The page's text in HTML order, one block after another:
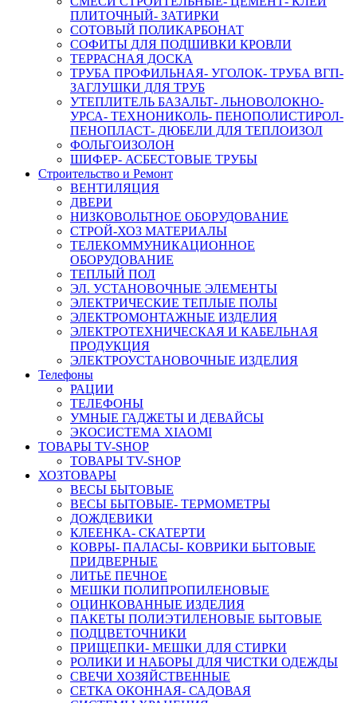
ПЛИТОЧНЫЙ- ЗАТИРКИ
СОТОВЫЙ ПОЛИКАРБОНАТ
СОФИТЫ ДЛЯ ПОДШИВКИ КРОВЛИ
ТЕРРАСНАЯ ДОСКА
ТРУБА ПРОФИЛЬНАЯ- УГОЛОК- ТРУБА ВГП-
ЗАГЛУШКИ ДЛЯ ТРУБ
УТЕПЛИТЕЛЬ БАЗАЛЬТ- ЛЬНОВОЛОКНО-
УРСА- ТЕХНОНИКОЛЬ- ПЕНОПОЛИСТИРОЛ-
ПЕНОПЛАСТ- ДЮБЕЛИ ДЛЯ ТЕПЛОИЗОЛ
ФОЛЬГОИЗОЛОН
ШИФЕР- АСБЕСТОВЫЕ ТРУБЫ
Строительство и Ремонт
ВЕНТИЛЯЦИЯ
ДВЕРИ
НИЗКОВОЛЬТНОЕ ОБОРУДОВАНИЕ
СТРОЙ-ХОЗ МАТЕРИАЛЫ
ТЕЛЕКОММУНИКАЦИОННОЕ
ОБОРУДОВАНИЕ
ТЕПЛЫЙ ПОЛ
ЭЛ. УСТАНОВОЧНЫЕ ЭЛЕМЕНТЫ
ЭЛЕКТРИЧЕСКИЕ ТЕПЛЫЕ ПОЛЫ
ЭЛЕКТРОМОНТАЖНЫЕ ИЗДЕЛИЯ
ЭЛЕКТРОТЕХНИЧЕСКАЯ И КАБЕЛЬНАЯ
ПРОДУКЦИЯ
ЭЛЕКТРОУСТАНОВОЧНЫЕ ИЗДЕЛИЯ
Телефоны
РАЦИИ
ТЕЛЕФОНЫ
УМНЫЕ ГАДЖЕТЫ И ДЕВАЙСЫ
ЭКОСИСТЕМА XIAOMI
ТОВАРЫ TV-SHOP
ТОВАРЫ TV-SHOP
ХОЗТОВАРЫ
ВЕСЫ БЫТОВЫЕ
ВЕСЫ БЫТОВЫЕ- ТЕРМОМЕТРЫ
ДОЖДЕВИКИ
КЛЕЕНКА- СКАТЕРТИ
КОВРЫ- ПАЛАСЫ- КОВРИКИ БЫТОВЫЕ
ПРИДВЕРНЫЕ
ЛИТЬЕ ПЕЧНОЕ
МЕШКИ ПОЛИПРОПИЛЕНОВЫЕ
ОЦИНКОВАННЫЕ ИЗДЕЛИЯ
ПАКЕТЫ ПОЛИЭТИЛЕНОВЫЕ БЫТОВЫЕ
ПОДЦВЕТОЧНИКИ
ПРИЩЕПКИ- МЕШКИ ДЛЯ СТИРКИ
РОЛИКИ И НАБОРЫ ДЛЯ ЧИСТКИ ОДЕЖДЫ
СВЕЧИ ХОЗЯЙСТВЕННЫЕ
СЕТКА ОКОННАЯ- САДОВАЯ